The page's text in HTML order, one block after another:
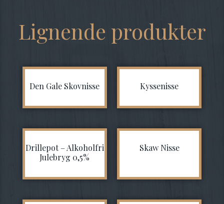
Lignende produkter
Den Gale Skovnisse Kyssenisse
Drillepot – Alkoholfri
Julebryg 0,5%
Skaw Nisse